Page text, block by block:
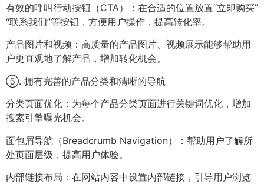
有效的呼叫行动按钮（CTA）：在合适的位置放置“立即购买”
“联系我们”等按钮，方便用户操作，提高转化率。
产品图片和视频：高质量的产品图片、视频展示能够帮助用
户更直观地了解产品，增加转化机会。
⑤. 拥有完善的产品分类和清晰的导航
分类页面优化：为每个产品分类页面进行关键词优化，增加
搜索引擎曝光机会。
面包屑导航（Breadcrumb Navigation）：帮助用户了解所
处页面层级，提高用户体验。
内部链接布局：在网站内容中设置内部链接，引导用户浏览